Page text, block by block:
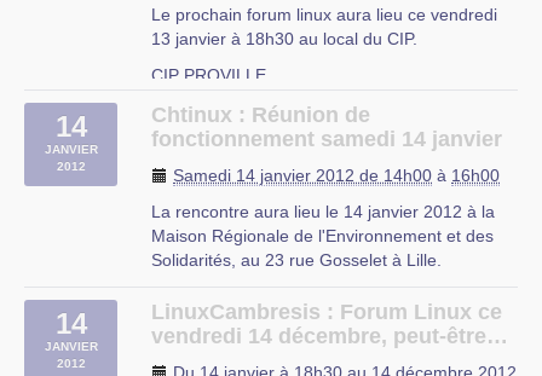
20h à partir du 5 octobre 2011 jusqu’a fin juin
2012 dans les locaux de (…)
UFJ
Lille
Le prochain forum linux aura lieu ce vendredi
13 janvier à 18h30 au local du CIP.
CIP PROVILLE
14
JANVIER
2012
Chtinux : Réunion de
fonctionnement samedi 14 janvier
Samedi 14 janvier 2012 de 14h00 à 16h00
La rencontre aura lieu le 14 janvier 2012 à la
Maison Régionale de l'Environnement et des
Solidarités, au 23 rue Gosselet à Lille.
objectif de recenser vos envies et vos projets
pour cette année 2012.
14
JANVIER
2012
LinuxCambresis : Forum Linux ce
vendredi 14 décembre, peut-être…